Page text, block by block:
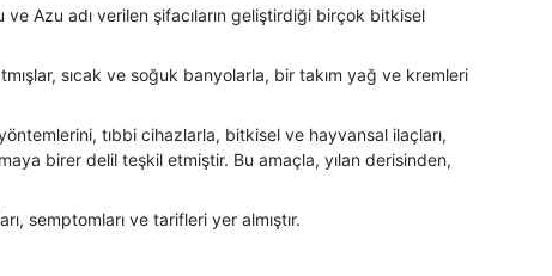
ve Azu adı verilen şifacıların geliştirdiği birçok bitkisel
sıcak ve soğuk banyolarla, bir takım yağ ve kremleri
tıbbi cihazlarla, bitkisel ve hayvansal ilaçları,
birer delil teşkil etmiştir. Bu amaçla, yılan derisinden,
semptomları ve tarifleri yer almıştır.